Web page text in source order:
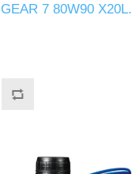
GEAR 7 80W90 X20L.